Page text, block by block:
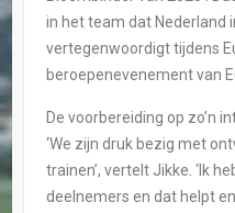
in het team dat Nederland
vertegenwoordigt tijdens
beroepenevenement van
De voorbereiding op zo’n
‘We zijn druk bezig met
trainen’, vertelt Jikke. ‘Ik
deelnemers en dat helpt